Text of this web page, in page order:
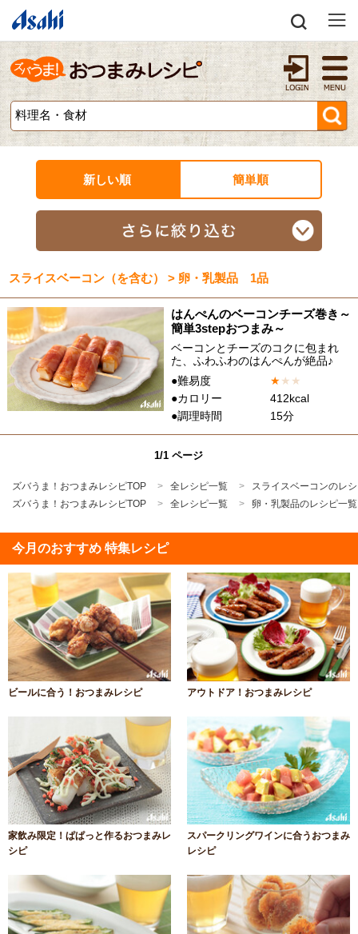
新しい順 簡単順
スライスベーコン（を含む） > 卵・乳製品 1品
はんぺんのベーコンチーズ巻き～
簡単3stepおつまみ～
ベーコンとチーズのコクに包まれ
た、ふわふわのはんぺんが絶品♪
●難易度
★★ ★
●カロリー
412kcal
●調理時間
15分
1/1 ページ
ズバうま！おつまみレシピTOP 全レシピ一覧
スライスベーコンのレ
ズバうま！おつまみレシピTOP
全レシピ一覧 卵・乳製品のレシピ一覧
今月のおすすめ 特集レシピ
ビールに合う！おつまみレシピ アウトドア！おつまみレシピ
家飲み限定！ぱぱっと作るおつまみレ
シピ
スパークリングワインに合うおつまみ
レシピ